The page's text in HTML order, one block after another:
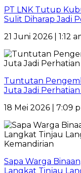
PT LNK Tutup
Sulit Diharap Jadi
21 Juni 2026 | 1:12
Tuntutan
Juta Jadi
18 Mei 2026 | 7:09
Sapa Warga
Langkat Tinjau